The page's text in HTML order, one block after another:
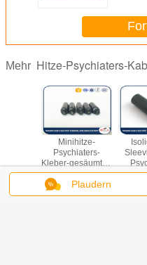
Mehr Hitze-Psychiaters-
Minihitze-
Psychiaters-
Kleber-gesäumtes
Kabel-/Draht-
Endstöpsel-
UVbeständiges
Plaudern
Ändern Sie Sprache